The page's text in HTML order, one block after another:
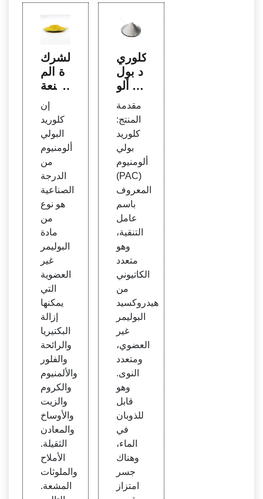
الشرك
ة الم
صنعة
لكلوري
د البو
لي ألو
منيوم
(الدر
جة ال
صناعي
ة)
إن
كلوريد
البولي
ألومنيوم
من
الدرجة
الصناعية
هو نوع
من
مادة
البوليمر
غير
العضوية
التي
يمكنها
إزالة
البكتيريا
والرائحة
والفلور
والألمنيوم
والكروم
والزيت
والأوساخ
والمعادن
الثقيلة.
الأملاح
والملوثات
المشعة.
كلوري
د بول
ي ألو
C) لل
بيع -
معالج
ة مياه
الصر
ف ال
صحي
مقدمة
المنتج:
كلوريد
بولي
ألومنيوم
(PAC)
المعروف
باسم
عامل
التنقية،
وهو
متعدد
الكاتيوني
من
هيدروكسيد
البوليمر
غير
العضوي،
ومتعدد
النوى.
وهو
قابل
للذوبان
في
الماء،
وهناك
جسر
امتزاز